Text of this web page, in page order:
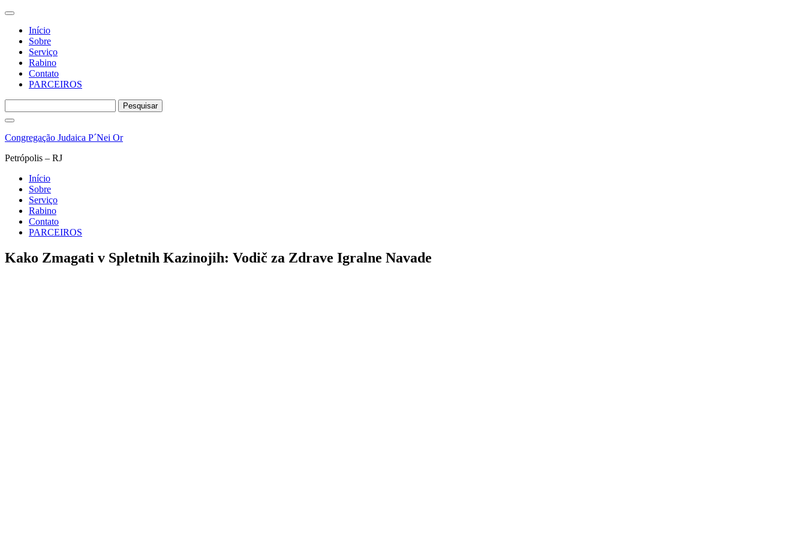
Início
Sobre
Serviço
Rabino
Contato
PARCEIROS
por:
Pular
o
Congregação Judaica P´Nei Or
Petrópolis – RJ
Início
Sobre
Serviço
Rabino
Contato
PARCEIROS
Kako Zmagati v Spletnih Kazinojih: Vodič za Zdrave Igralne Navade